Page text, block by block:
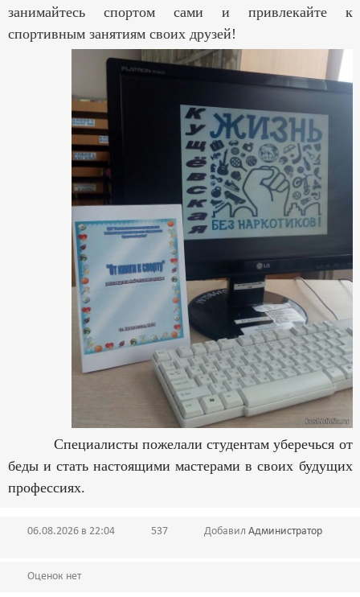
занимайтесь спортом сами и привлекайте к
спортивным занятиям своих друзей!
Специалисты пожелали студентам уберечься от
беды и стать настоящими мастерами в своих будущих
профессиях.
06.08.2026 в 22:04 537 Добавил Администратор
Оценок нет